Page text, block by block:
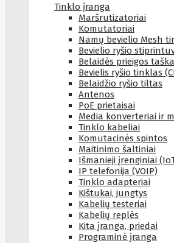
Tinklo įranga
Maršrutizatoriai
Komutatoriai
Namų bevielio Mesh
Bevielio ryšio
Belaidės prieigos
Bevielis ryšio tinklas
Belaidžio ryšio tiltas
Antenos
PoE prietaisai
Media konverteriai ir
Tinklo kabeliai
Komutacinės spintos
Maitinimo šaltiniai
Išmanieji įrenginiai
IP telefonija (VOIP)
Tinklo adapteriai
Kištukai, jungtys
Kabelių testeriai
Kabelių replės
Kita įranga, priedai
Programinė įranga